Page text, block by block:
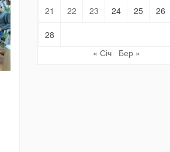
21 22 23 24 25 26
28
« Січ
Бер »